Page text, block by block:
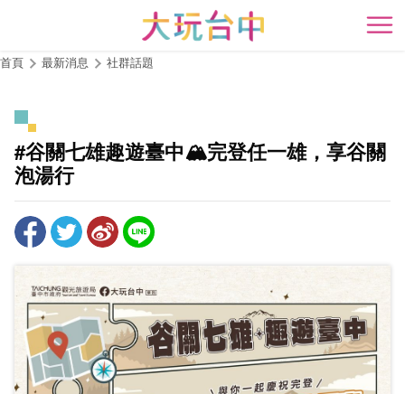
主
要
開
首頁 最新消息 社群話題
#谷關七雄趣遊臺中🏔️完登任一雄，享谷關
泡湯行